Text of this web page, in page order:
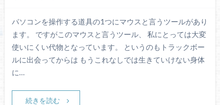
パソコンを操作する道具の1つにマウスと言うツールがあり
ます。 ですがこのマウスと言うツール、 私にとっては大変
使いにくい代物となっています。 というのもトラックボー
ルに出会ってからは もうこれなしでは生きていけない身体
に…
続きを読む